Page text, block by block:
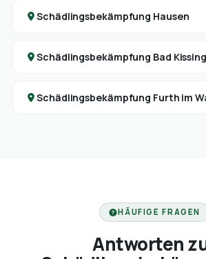
Schädlingsbekämpfung Hausen
Schädlingsbekämpfung Bad
Schädlingsbekämpfung Furth im
HÄUFIGE FRAGEN
Antworten